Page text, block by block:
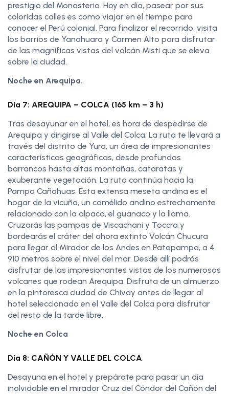
prestigio del Monasterio. Hoy en día, pasear por sus
coloridas calles es como viajar en el tiempo para
conocer el Perú colonial. Para finalizar el recorrido, visita
los barrios de Yanahuara y Carmen Alto para disfrutar
de las magníficas vistas del volcán Misti que se eleva
sobre la ciudad.
Noche en Arequipa.
Día 7: AREQUIPA – COLCA (165 km – 3 h)
Tras desayunar en el hotel, es hora de despedirse de
Arequipa y dirigirse al Valle del Colca. La ruta te llevará a
través del distrito de Yura, un área de impresionantes
características geográficas, desde profundos
barrancos hasta altas montañas, cataratas y
exuberante vegetación. La ruta continúa hacia la
Pampa Cañahuas. Esta extensa meseta andina es el
hogar de la vicuña, un camélido andino estrechamente
relacionado con la alpaca, el guanaco y la llama.
Cruzarás las pampas de Viscachani y Toccra y
bordearás el cráter del ahora extinto Volcán Chucura
para llegar al Mirador de los Andes en Patapampa, a 4
910 metros sobre el nivel del mar. Desde allí podrás
disfrutar de las impresionantes vistas de los numerosos
volcanes que rodean Arequipa. Disfruta de un almuerzo
en la pintoresca ciudad de Chivay antes de llegar al
hotel seleccionado en el Valle del Colca para disfrutar
del resto de la tarde libre.
Noche en Colca
Día 8: CAÑÓN Y VALLE DEL COLCA
Desayuna en el hotel y prepárate para pasar un día
inolvidable en el mirador Cruz del Cóndor del Cañón del